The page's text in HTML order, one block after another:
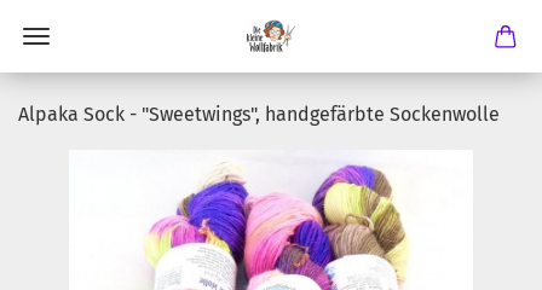
Alpaka Sock - "Sweetwings", handgefärbte Sockenwolle